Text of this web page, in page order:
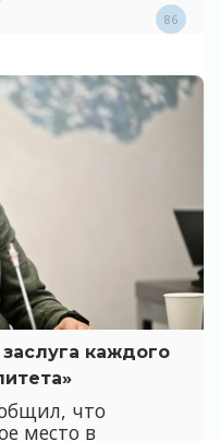
86
каждого
что
место в